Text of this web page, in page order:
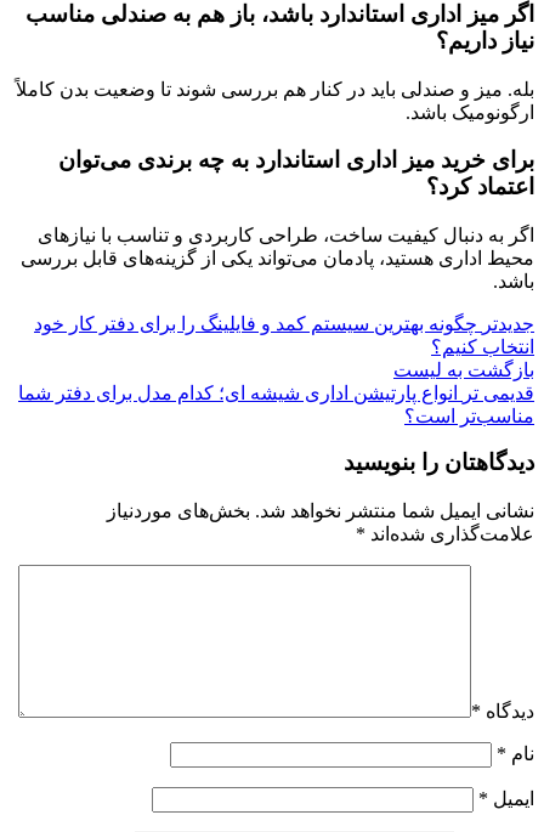
اگر میز اداری استاندارد باشد، باز هم به صندلی مناسب
نیاز داریم؟
بله. میز و صندلی باید در کنار هم بررسی شوند تا وضعیت بدن کاملاً
ارگونومیک باشد.
برای خرید میز اداری استاندارد به چه برندی می‌توان
اعتماد کرد؟
اگر به دنبال کیفیت ساخت، طراحی کاربردی و تناسب با نیازهای
محیط اداری هستید، پادمان می‌تواند یکی از گزینه‌های قابل بررسی
باشد.
جدیدتر چگونه بهترین سیستم کمد و فایلینگ را برای دفتر کار خود
انتخاب کنیم؟
بازگشت به لیست
قدیمی تر
انواع پارتیشن اداری شیشه ای؛ کدام مدل برای دفتر شما
مناسب‌تر است؟
دیدگاهتان را بنویسید
نشانی ایمیل شما منتشر نخواهد شد. بخش‌های موردنیاز
علامت‌گذاری شده‌اند *
دیدگاه *
نام *
ایمیل *